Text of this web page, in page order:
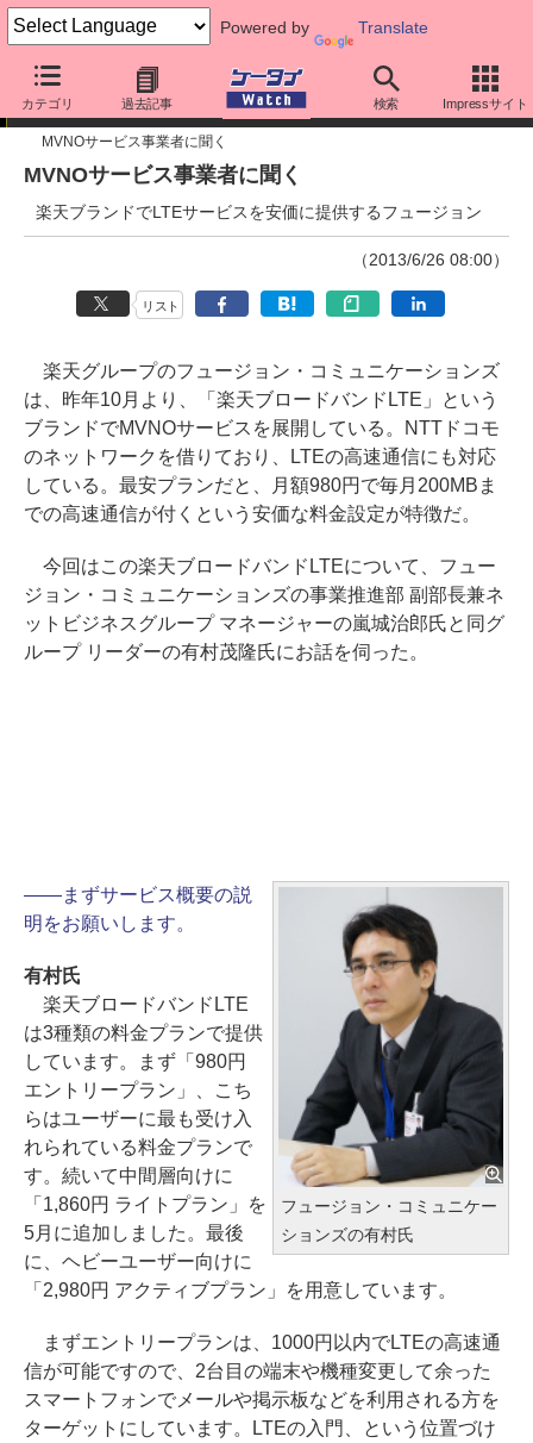
Powered by Translate
カテゴリ 過去記事 検索 Impressサイト
インタビュー
MVNOサービス事業者に聞く
MVNOサービス事業者に聞く
楽天ブランドでLTEサービスを安価に提供するフュージョン
（2013/6/26 08:00）
リスト
楽天グループのフュージョン・コミュニケーションズ
は、昨年10月より、「楽天ブロードバンドLTE」という
ブランドでMVNOサービスを展開している。NTTドコモ
のネットワークを借りており、LTEの高速通信にも対応
している。最安プランだと、月額980円で毎月200MBま
での高速通信が付くという安価な料金設定が特徴だ。
今回はこの楽天ブロードバンドLTEについて、フュー
ジョン・コミュニケーションズの事業推進部 副部長兼ネ
ットビジネスグループ マネージャーの嵐城治郎氏と同グ
ループ リーダーの有村茂隆氏にお話を伺った。
フュージョン・コミュニケー
ションズの有村氏
――まずサービス概要の説
明をお願いします。
有村氏
楽天ブロードバンドLTE
は3種類の料金プランで提供
しています。まず「980円
エントリープラン」、こち
らはユーザーに最も受け入
れられている料金プランで
す。続いて中間層向けに
「1,860円 ライトプラン」を
5月に追加しました。最後
に、ヘビーユーザー向けに
「2,980円 アクティブプラン」を用意しています。
まずエントリープランは、1000円以内でLTEの高速通
信が可能ですので、2台目の端末や機種変更して余った
スマートフォンでメールや掲示板などを利用される方を
ターゲットにしています。LTEの入門、という位置づけ